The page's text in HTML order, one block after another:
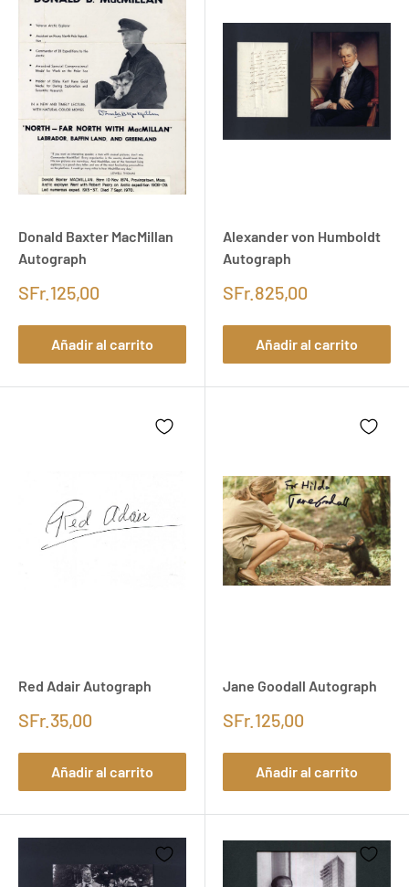
Donald Baxter MacMillan
Autograph
SFr.125,00
Añadir al carrito
Alexander von Humboldt
Autograph
SFr.825,00
Añadir al carrito
Red Adair Autograph
SFr.35,00
Añadir al carrito
Jane Goodall Autograph
SFr.125,00
Añadir al carrito